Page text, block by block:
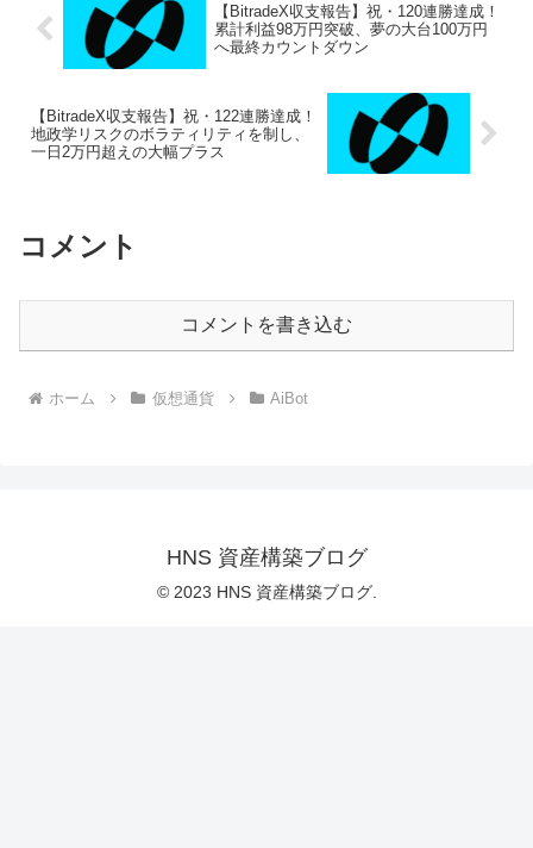
【BitradeX収支報告】祝・120連勝達成！
累計利益98万円突破、夢の大台100万円
へ最終カウントダウン
【BitradeX収支報告】祝・122連勝達成！
地政学リスクのボラティリティを制し、
一日2万円超えの大幅プラス
コメント
コメントを書き込む
ホーム 仮想通貨 AiBot
HNS 資産構築ブログ
© 2023 HNS 資産構築ブログ.